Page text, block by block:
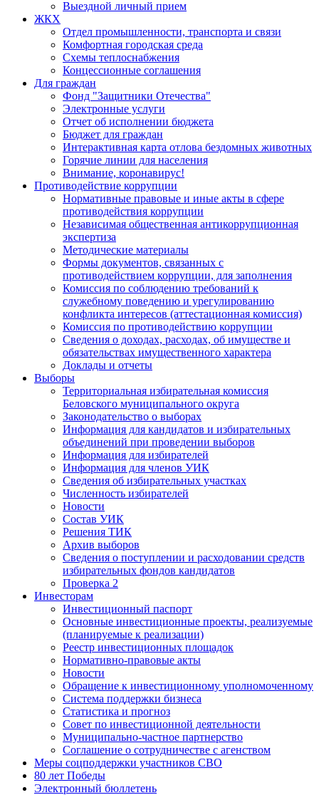
Выездной личный прием
ЖКХ
Отдел промышленности, транспорта и связи
Комфортная городская среда
Схемы теплоснабжения
Концессионные соглашения
Для граждан
Фонд "Защитники Отечества"
Электронные услуги
Отчет об исполнении бюджета
Бюджет для граждан
Интерактивная карта отлова бездомных животных
Горячие линии для населения
Внимание, коронавирус!
Противодействие коррупции
Нормативные правовые и иные акты в сфере
противодействия коррупции
Независимая общественная антикоррупционная
экспертиза
Методические материалы
Формы документов, связанных с
противодействием коррупции, для заполнения
Комиссия по соблюдению требований к
служебному поведению и урегулированию
конфликта интересов (аттестационная комиссия)
Комиссия по противодействию коррупции
Сведения о доходах, расходах, об имуществе и
обязательствах имущественного характера
Доклады и отчеты
Выборы
Территориальная избирательная комиссия
Беловского муниципального округа
Законодательство о выборах
Информация для кандидатов и избирательных
объединений при проведении выборов
Информация для избирателей
Информация для членов УИК
Сведения об избирательных участках
Численность избирателей
Новости
Состав УИК
Решения ТИК
Архив выборов
Сведения о поступлении и расходовании средств
избирательных фондов кандидатов
Проверка 2
Инвесторам
Инвестиционный паспорт
Основные инвестиционные проекты, реализуемые
(планируемые к реализации)
Реестр инвестиционных площадок
Нормативно-правовые акты
Новости
Обращение к инвестиционному уполномоченному
Система поддержки бизнеса
Статистика и прогноз
Совет по инвестиционной деятельности
Муниципально-частное партнерство
Соглашение о сотрудничестве с агенством
Меры соцподдержки участников СВО
80 лет Победы
Электронный бюллетень